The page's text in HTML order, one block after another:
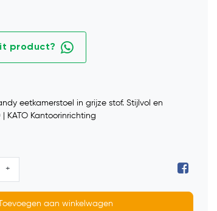
product?
eetkamerstoel in grijze stof. Stijlvol en
KATO Kantoorinrichting
+
Toevoegen aan winkelwagen